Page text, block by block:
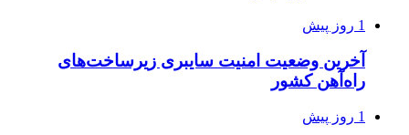
1 روز پیش
آخرین وضعیت امنیت سایبری زیرساخت‌های
راه‌آهن کشور
1 روز پیش